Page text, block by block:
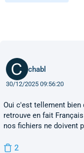
chabl
30/12/2025 09:56:20
Oui c'est tellement bien
retrouve en fait
nos fichiers ne doivent
2